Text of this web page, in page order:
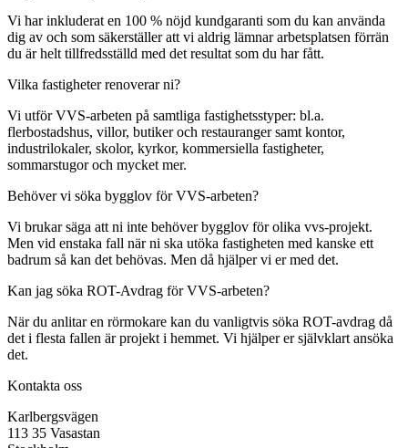
Vi har inkluderat en 100 % nöjd kundgaranti som du kan använda
dig av och som säkerställer att vi aldrig lämnar arbetsplatsen förrän
du är helt tillfredsställd med det resultat som du har fått.
Vilka fastigheter renoverar ni?
Vi utför VVS-arbeten på samtliga fastighetsstyper: bl.a.
flerbostadshus, villor, butiker och restauranger samt kontor,
industrilokaler, skolor, kyrkor, kommersiella fastigheter,
sommarstugor och mycket mer.
Behöver vi söka bygglov för VVS-arbeten?
Vi brukar säga att ni inte behöver bygglov för olika vvs-projekt.
Men vid enstaka fall när ni ska utöka fastigheten med kanske ett
badrum så kan det behövas. Men då hjälper vi er med det.
Kan jag söka ROT-Avdrag för VVS-arbeten?
När du anlitar en rörmokare kan du vanligtvis söka ROT-avdrag då
det i flesta fallen är projekt i hemmet. Vi hjälper er självklart ansöka
det.
Kontakta oss
Karlbergsvägen
113 35 Vasastan